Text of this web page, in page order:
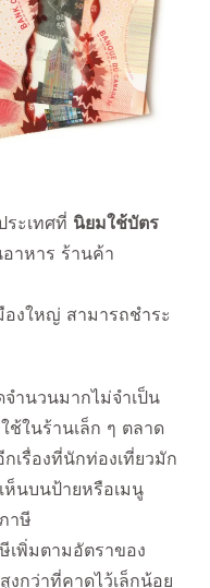
ระเทศที่ นิยมใช้บัตร
อาหาร ร้านค้า
งใหญ่ สามารถชำระ
ำนวนมากไม่จำเป็น
ช้ในร้านเล็ก ๆ ตลาด
เรื่องที่นักท่องเที่ยวมัก
ห็นบนป้ายหรือเมนู
าษี
เพิ่มตามอัตราของ
งกว่าที่คาดไว้เล็กน้อย